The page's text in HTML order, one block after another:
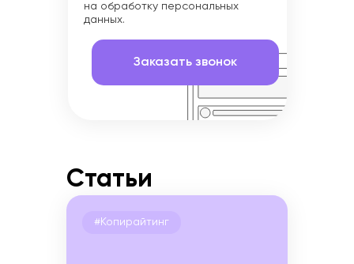
на обработку персональных
данных.
Статьи
#Копирайтинг